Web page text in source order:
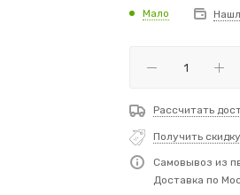
Мало
Рассчитать
Получить скидку
Самовывоз из
Доставка по